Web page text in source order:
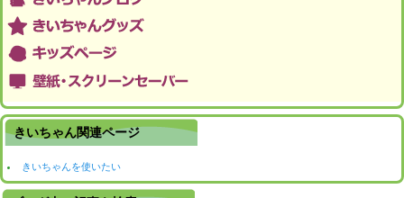
きいちゃん関連ページ
きいちゃんを使いたい